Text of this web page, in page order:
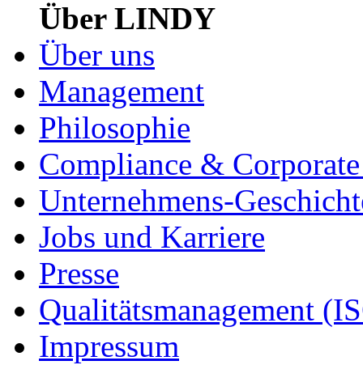
Über LINDY
Über uns
Management
Philosophie
Compliance &
Unternehmens-
Jobs und Karriere
Presse
Qualitätsmanagement
Impressum